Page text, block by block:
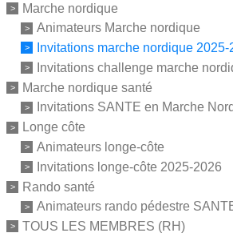
Marche nordique
Animateurs Marche nordique
Invitations marche nordique 2025-
Invitations challenge marche
Marche nordique santé
Invitations SANTE en Marche
Longe côte
Animateurs longe-côte
Invitations longe-côte 2025-2026
Rando santé
Animateurs rando pédestre
TOUS LES MEMBRES (RH)